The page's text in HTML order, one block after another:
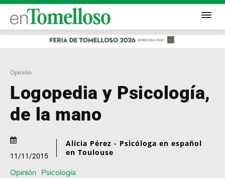
Opinión
Logopedia y Psicología,
de la mano
11/11/2015
Alicia Pérez - Psicóloga en español
en Toulouse
Opinión Psicología